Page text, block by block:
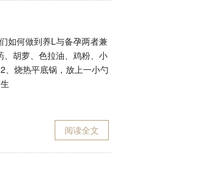
如何做到养L与备孕两者兼
胡萝、色拉油、鸡粉、小
、烧热平底锅，放上一小勺
阅读全文